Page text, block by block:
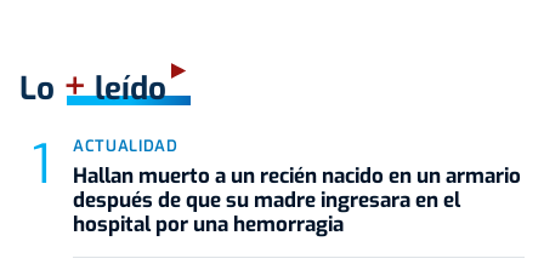
Lo +leído
ACTUALIDAD
Hallan muerto a un recién nacido en un armario
después de que su madre ingresara en el
hospital por una hemorragia